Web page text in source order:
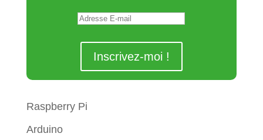
Raspberry Pi
Arduino